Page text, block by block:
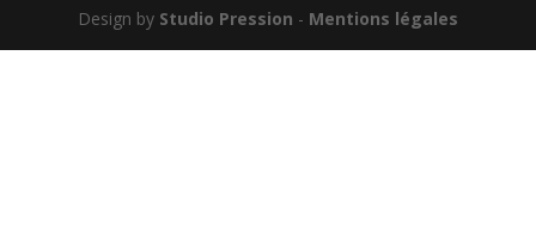
Design by Studio Pression - Mentions légales